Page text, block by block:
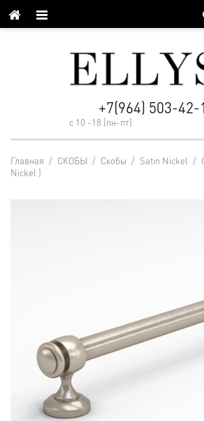
+7(964) 503-42-
с 10 -18 (пн-пт)
Главная / СКОБЫ / Cкобы / Satin Nickel /
Nickel )